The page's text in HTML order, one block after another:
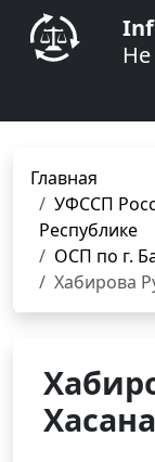
Главная
УФССП
Республике
ОСП по г.
Хабирова